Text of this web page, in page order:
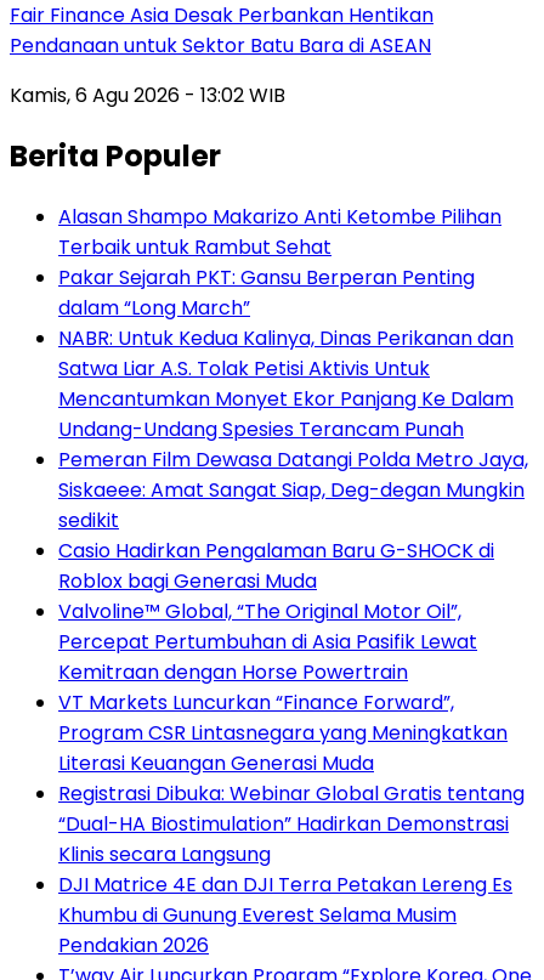
Fair Finance Asia Desak Perbankan Hentikan
Pendanaan untuk Sektor Batu Bara di ASEAN
Kamis, 6 Agu 2026 - 13:02 WIB
Berita Populer
Alasan Shampo Makarizo Anti Ketombe Pilihan
Terbaik untuk Rambut Sehat
Pakar Sejarah PKT: Gansu Berperan Penting
dalam “Long March”
NABR: Untuk Kedua Kalinya, Dinas Perikanan dan
Satwa Liar A.S. Tolak Petisi Aktivis Untuk
Mencantumkan Monyet Ekor Panjang Ke Dalam
Undang-Undang Spesies Terancam Punah
Pemeran Film Dewasa Datangi Polda Metro Jaya,
Siskaeee: Amat Sangat Siap, Deg-degan Mungkin
sedikit
Casio Hadirkan Pengalaman Baru G-SHOCK di
Roblox bagi Generasi Muda
Valvoline™ Global, “The Original Motor Oil”,
Percepat Pertumbuhan di Asia Pasifik Lewat
Kemitraan dengan Horse Powertrain
VT Markets Luncurkan “Finance Forward”,
Program CSR Lintasnegara yang Meningkatkan
Literasi Keuangan Generasi Muda
Registrasi Dibuka: Webinar Global Gratis tentang
“Dual-HA Biostimulation” Hadirkan Demonstrasi
Klinis secara Langsung
DJI Matrice 4E dan DJI Terra Petakan Lereng Es
Khumbu di Gunung Everest Selama Musim
Pendakian 2026